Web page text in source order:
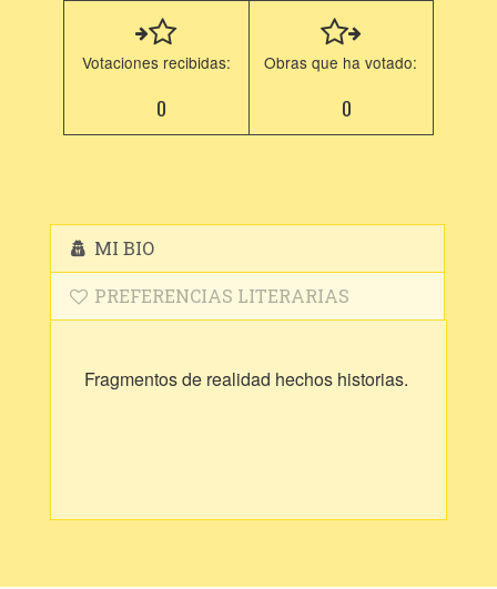
Votaciones recibidas:
0
Obras que ha votado:
0
MI BIO
PREFERENCIAS LITERARIAS
Fragmentos de realidad hechos historias.